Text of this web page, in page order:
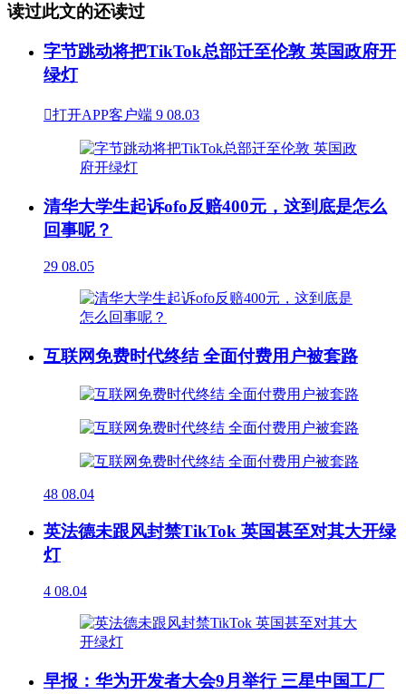
读过此文的还读过
字节跳动将把TikTok总部迁至伦敦 英国政府开
绿灯
打开APP客户端 9 08.03
清华大学生起诉ofo反赔400元，这到底是怎么
回事呢？
29 08.05
互联网免费时代终结 全面付费用户被套路
48 08.04
英法德未跟风封禁TikTok 英国甚至对其大开绿
灯
4 08.04
早报：华为开发者大会9月举行 三星中国工厂